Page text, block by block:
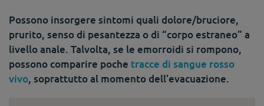
Possono insorgere sintomi quali dolore/bruciore,
prurito, senso di pesantezza o di “corpo estraneo” a
livello anale. Talvolta, se le emorroidi si rompono,
possono comparire poche tracce di sangue rosso
vivo, soprattutto al momento dell’evacuazione.